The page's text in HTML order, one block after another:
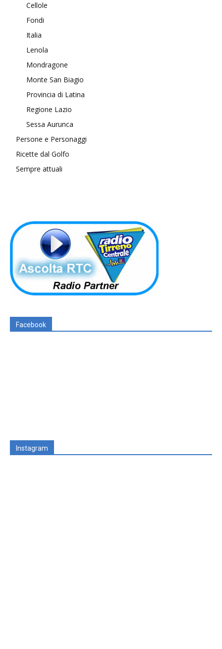
Cellole
Fondi
Italia
Lenola
Mondragone
Monte San Biagio
Provincia di Latina
Regione Lazio
Sessa Aurunca
Persone e Personaggi
Ricette dal Golfo
Sempre attuali
Facebook
Instagram